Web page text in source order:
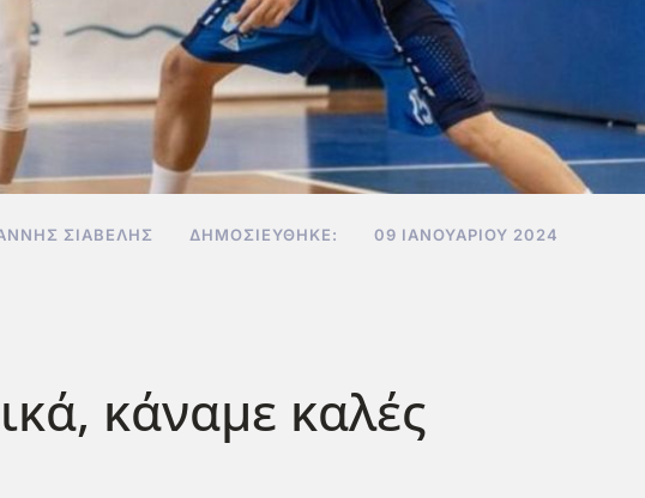
ΣΙΑΒΕΛΉΣ ΔΗΜΟΣΙΕΎΘΗΚΕ: 09 ΙΑΝΟΥΑΡΊΟΥ 2024
κάναμε καλές